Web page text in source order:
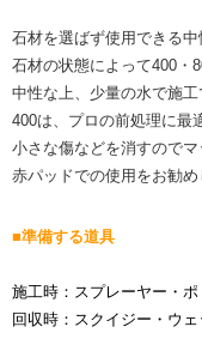
石材を選ばず使用できる中
石材の状態によって400・
中性な上、少量の水で施工
400は、プロの前処理に最
小さな傷などを消すのでマ
赤パッドでの使用をお勧め
■準備する道具
施工時：スプレーヤー・ポ
回収時：スクイジー・ウ